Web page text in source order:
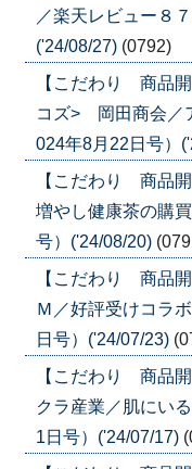
／楽天レビュー８
('24/08/27) (0792)
【こだわり 商品
コズ> 岡田商会／
024年8月22日号）
【こだわり 商品
増やし健康茶の購
号）('24/08/20)
【こだわり 商品
Ｍ／好評受けコラ
日号）('24/07/23)
【こだわり 商品
クラ産業／肌にい
1日号）('24/07/17)